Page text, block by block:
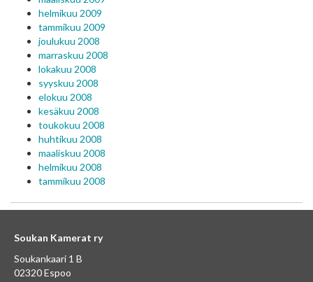
helmikuu 2009
tammikuu 2009
joulukuu 2008
marraskuu 2008
lokakuu 2008
syyskuu 2008
elokuu 2008
kesäkuu 2008
toukokuu 2008
huhtikuu 2008
maaliskuu 2008
helmikuu 2008
tammikuu 2008
Soukan Kamerat ry
Soukankaari 1 B
02320 Espoo